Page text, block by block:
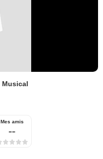
Musical
Mes amis
--